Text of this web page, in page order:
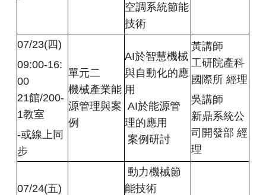
空調系統節能
技術
07/23(四)
09:00-16:
00
21館/200-
1教室
-或線上同
步
單元二
機械產業能
源管理與案
例
AI於智慧機械
與自動化的應
用
 AI於能源管
理的應用
 案例研討
黃講師
工研院產科
國際所 經理
吳講師
新鼎系統公
司開發部 經
理
07/24(五)
 動力機械節
能技術